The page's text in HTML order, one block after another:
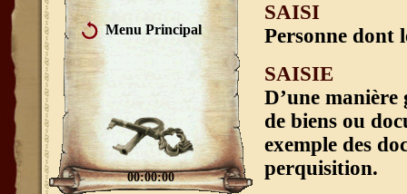
Menu Principal
00:00:00
SAISI
Personne dont
SAISIE
D’une manière
de biens ou
exemple des
perquisition.